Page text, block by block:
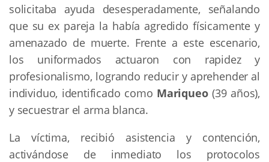
solicitaba ayuda desesperadamente, señalando
que su ex pareja la había agredido físicamente y
amenazado de muerte. Frente a este escenario,
los uniformados actuaron con rapidez y
profesionalismo, logrando reducir y aprehender al
individuo, identificado como Mariqueo(39 años),
y secuestrar el arma blanca.
La víctima, recibió asistencia y contención,
activándose de inmediato los protocolos